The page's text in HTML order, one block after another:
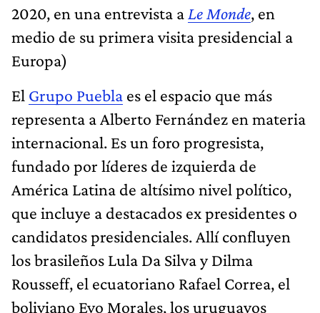
2020, en una entrevista a Le Monde, en
medio de su primera visita presidencial a
Europa)
El Grupo Puebla es el espacio que más
representa a Alberto Fernández en materia
internacional. Es un foro progresista,
fundado por líderes de izquierda de
América Latina de altísimo nivel político,
que incluye a destacados ex presidentes o
candidatos presidenciales. Allí confluyen
los brasileños Lula Da Silva y Dilma
Rousseff, el ecuatoriano Rafael Correa, el
boliviano Evo Morales, los uruguayos